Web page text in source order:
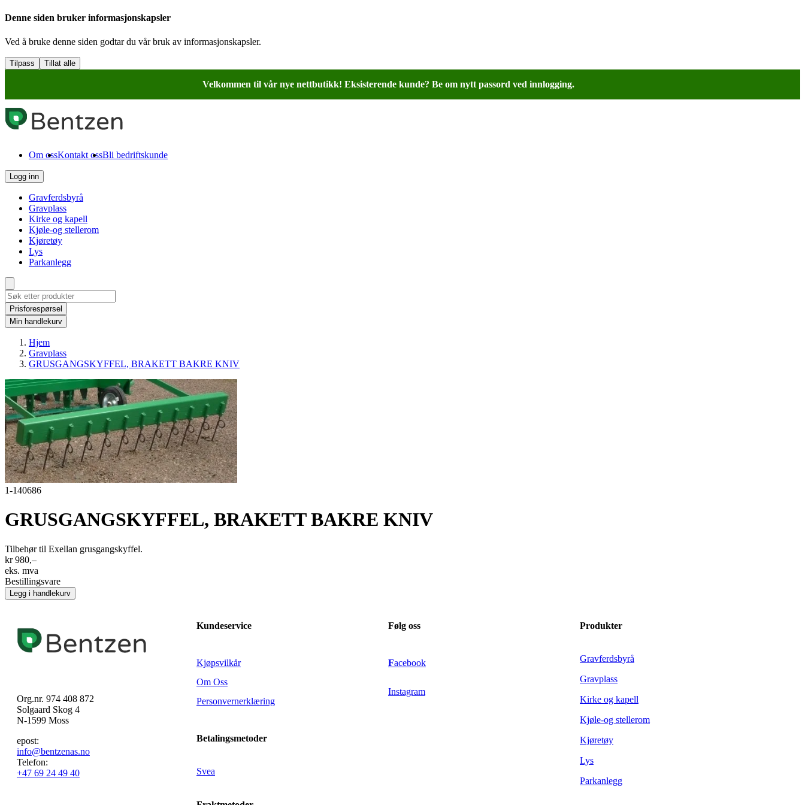
Denne siden bruker informasjonskapsler
Ved å bruke denne siden godtar du vår bruk av informasjonskapsler.
Tilpass Tillat alle
Velkommen til vår nye nettbutikk! Eksisterende kunde? Be om nytt passord ved innlogging.
Om ossKontakt ossBli bedriftskunde
Logg inn
Gravferdsbyrå
Gravplass
Kirke og kapell
Kjøle-og stellerom
Kjøretøy
Lys
Parkanlegg
Prisforespørsel
Min handlekurv
Hjem
Gravplass
GRUSGANGSKYFFEL, BRAKETT BAKRE KNIV
1-140686
GRUSGANGSKYFFEL, BRAKETT BAKRE KNIV
Tilbehør til Exellan grusgangskyffel.
kr 980,–
eks. mva
Bestillingsvare
Legg i handlekurv
Org.nr. 974 408 872
Solgaard Skog 4
N-1599 Moss
epost:
info@bentzenas.no
Telefon:
+47 69 24 49 40
Kundeservice
Kjøpsvilkår
Om Oss
Personvernerklæring
Betalingsmetoder
Svea
Følg oss
Facebook
Instagram
Produkter
Gravferdsbyrå
Gravplass
Kirke og kapell
Kjøle-og stellerom
Kjøretøy
Lys
Parkanlegg